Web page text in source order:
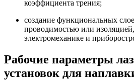
коэффициента трения;
создание функциональных
проводимостью или
электромеханике и
Рабочие параметры
установок для